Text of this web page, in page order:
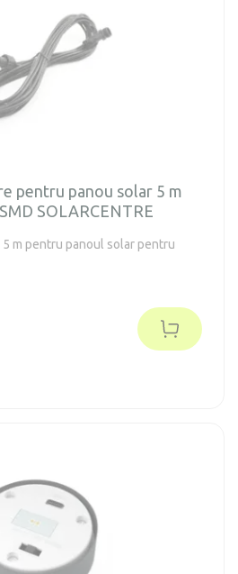
pentru panou solar 5 m
SOLARCENTRE
m pentru panoul solar pentru